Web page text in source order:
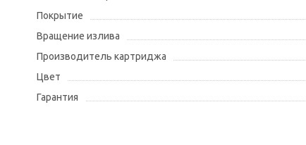
Покрытие
Вращение излива
Производитель картриджа
Цвет
Гарантия